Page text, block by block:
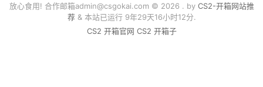
放心食用! 合作邮箱admin@csgokai.com© 2026 . by CS2-开箱网站推
荐& 本站已运行 9年29天16小时12分.
CS2 开箱官网 CS2 开箱子